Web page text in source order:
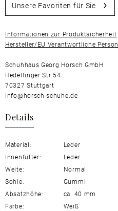
Unsere Favoriten für Sie
Informationen zur Produktsicherheit
Hersteller/EU Verantwortliche Person
Schuhhaus Georg Horsch GmbH
Hedelfinger Str 54
70327 Stuttgart
info@horsch-schuhe.de
Details
Material:
Leder
Innenfutter:
Leder
Weite:
Normal
Sohle:
Gummi
Absatzhöhe:
ca. 40 mm
Farbe:
Weiß